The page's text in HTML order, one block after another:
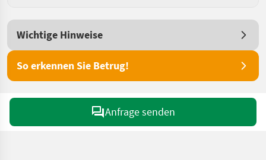
Wichtige Hinweise
So erkennen Sie Betrug!
Anfrage senden